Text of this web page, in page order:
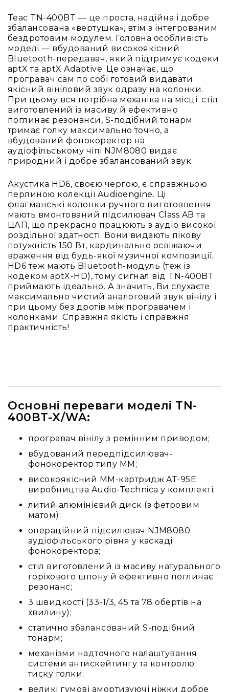
Інструментальні
USB-
мікрофони
Конференційні
Петличні
З
оголов'ям
Накамерні
Для
мобільних
пристроїв
мікрофони
Мікрофонне
підсилення
Аксесуари
та
комплектуючі
Навушники
Універсальні
Для
аудіофілів
Для
спорту
Для
ТБ
Для
людей
з
вадами
слуху
Підсилення
навушників
Аксесуари
комплектуючі
Гарнітури
трансляцій
блогерів
домашньої
Teac TN-400BT — це проста, надійна і добре
збалансована «вертушка», втім з інтегрованим
бездротовим модулем. Головна особливість
моделі — вбудований високоякісний
Bluetooth-передавач, який підтримує кодеки
aptX та aptX Adaptive. Це означає, що
програвач сам по собі готовий видавати
якісний вініловий звук одразу на колонки.
При цьому вся потрібна механіка на місці: стіл
виготовлений із масиву й ефективно
поглинає резонанси, S-подібний тонарм
тримає голку максимально точно, а
вбудований фонокоректор на
аудіофільському чіпі NJM8080 видає
природний і добре збалансований звук.
Акустика HD6, своєю чергою, є справжньою
перлиною колекції Audioengine. Ці
флагманські колонки ручного виготовлення
мають вмонтований підсилювач Class AB та
ЦАП, що прекрасно працюють з аудіо високої
роздільної здатності. Вони видають пікову
потужність 150 Вт, кардинально освіжаючи
враження від будь-якої музичної композиції.
HD6 теж мають Bluetooth-модуль (теж із
кодеком aptX-HD), тому сигнал від TN-400BT
приймають ідеально. А значить, Ви слухаєте
максимально чистий аналоговий звук вінілу і
при цьому без дротів між програвачем і
колонками. Справжня якість і справжня
практичність!
Основні переваги моделі TN-
400BT-X/WA:
програвач вінілу з ремінним приводом;
вбудований передпідсилювач-
фонокоректор типу MM;
високоякісний MM-картридж AT-95E
виробництва Audio-Technica у комплекті;
литий алюмінієвий диск (з фетровим
матом);
операційний підсилювач NJM8080
аудіофільського рівня у каскаді
фонокоректора;
стіл виготовлений із масиву натурального
горіхового шпону й ефективно поглинає
резонанс;
3 швидкості (33-1/3, 45 та 78 обертів на
хвилину);
статично збалансований S-подібний
тонарм;
механізми надточного налаштування
системи антискейтингу та контролю
тиску голки;
великі гумові амортизуючі ніжки добре